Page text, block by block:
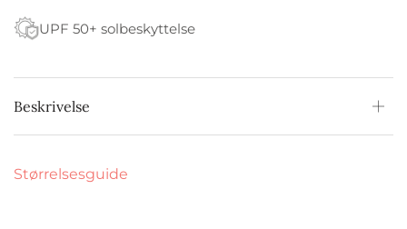
UPF 50+ solbeskyttelse
Beskrivelse
Størrelsesguide